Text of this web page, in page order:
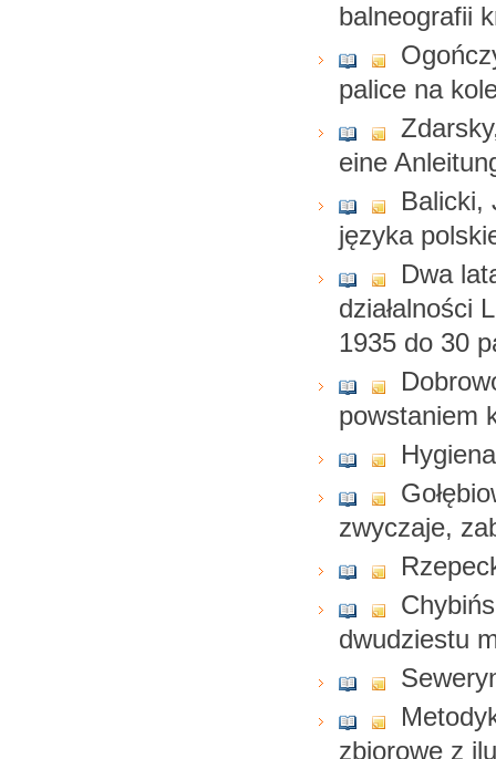
balneografii
palice na
eine
Balicki,
języka
Dwa
działalności
1935 do 30
powstaniem
zwyczaje,
dwudziestu
zbiorowe z